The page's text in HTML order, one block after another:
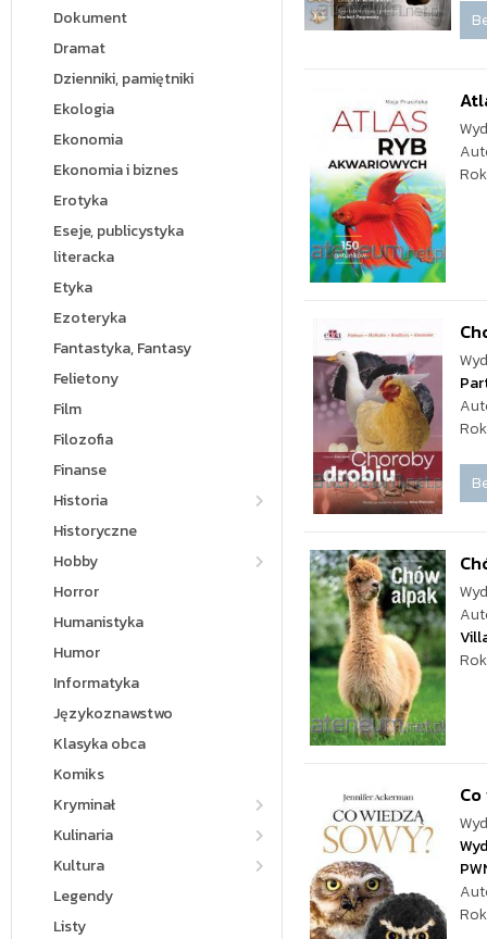
Dokument
Dramat
Dzienniki, pamiętniki
Ekologia
Ekonomia
Ekonomia i biznes
Erotyka
Eseje, publicystyka
literacka
Etyka
Ezoteryka
Fantastyka, Fantasy
Felietony
Film
Filozofia
Finanse
Historia
Historyczne
Hobby
Horror
Humanistyka
Humor
Informatyka
Językoznawstwo
Klasyka obca
Komiks
Kryminał
Kulinaria
Kultura
Legendy
Listy